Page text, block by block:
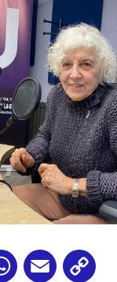
WhatsApp
Email